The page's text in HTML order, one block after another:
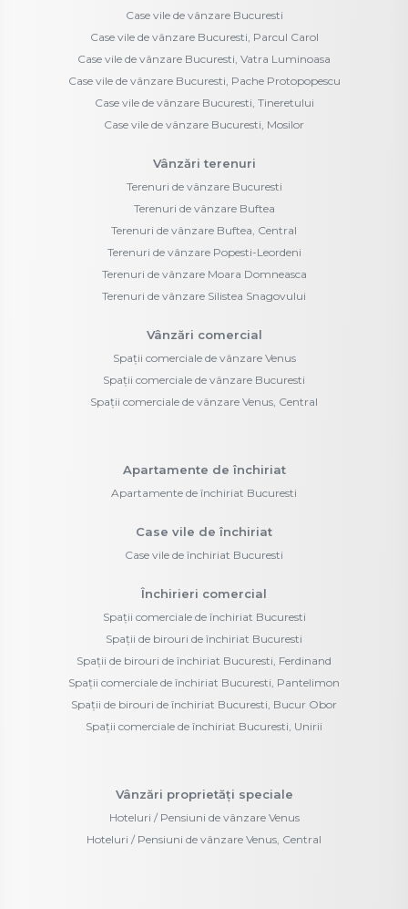
Case vile de vânzare Bucuresti
Case vile de vânzare Bucuresti, Parcul Carol
Case vile de vânzare Bucuresti, Vatra Luminoasa
Case vile de vânzare Bucuresti, Pache Protopopescu
Case vile de vânzare Bucuresti, Tineretului
Case vile de vânzare Bucuresti, Mosilor
Vânzări terenuri
Terenuri de vânzare Bucuresti
Terenuri de vânzare Buftea
Terenuri de vânzare Buftea, Central
Terenuri de vânzare Popesti-Leordeni
Terenuri de vânzare Moara Domneasca
Terenuri de vânzare Silistea Snagovului
Vânzări comercial
Spații comerciale de vânzare Venus
Spații comerciale de vânzare Bucuresti
Spații comerciale de vânzare Venus, Central
Apartamente de închiriat
Apartamente de închiriat Bucuresti
Case vile de închiriat
Case vile de închiriat Bucuresti
Închirieri comercial
Spații comerciale de închiriat Bucuresti
Spații de birouri de închiriat Bucuresti
Spații de birouri de închiriat Bucuresti, Ferdinand
Spații comerciale de închiriat Bucuresti, Pantelimon
Spații de birouri de închiriat Bucuresti, Bucur Obor
Spații comerciale de închiriat Bucuresti, Unirii
Vânzări proprietăți speciale
Hoteluri / Pensiuni de vânzare Venus
Hoteluri / Pensiuni de vânzare Venus, Central